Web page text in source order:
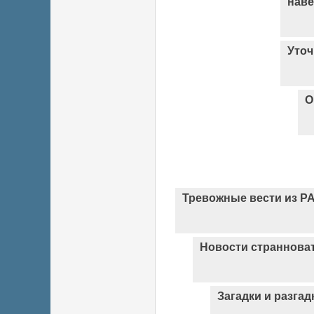
О
Тревожные вести из
Новости
Загадки и